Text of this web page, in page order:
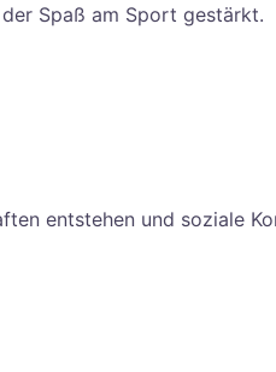
Spaß am Sport gestärkt.
entstehen und soziale